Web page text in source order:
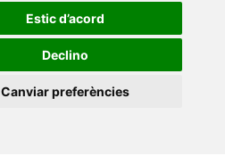
Estic d’acord
Declino
Canviar preferències